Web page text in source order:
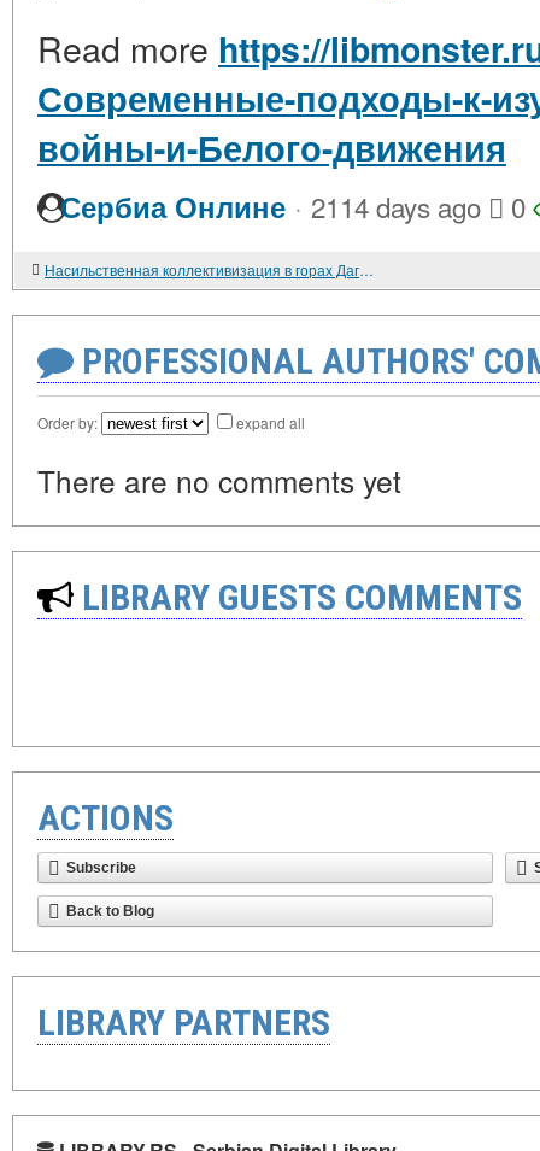
Read more https://
Современные-подходы-к-
войны-и-Белого-движения
Сербиа Онлине · 2114 days ago 0
Насильственная коллективизация в горах Дагестана
PROFESSIONAL AUTHORS'
Order by: expand all
There are no comments yet
LIBRARY GUESTS COMMENTS
ACTIONS
Subscribe
Back to Blog
LIBRARY PARTNERS